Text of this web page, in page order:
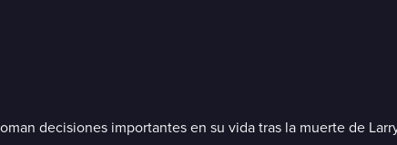
decisiones importantes en su vida tras la muerte de